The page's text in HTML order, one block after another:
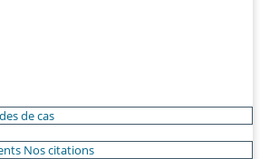
de cas
Nos citations